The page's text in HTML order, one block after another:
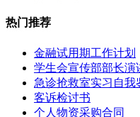
热门推荐
金融试用期工作计划
学生会宣传部部长演
急诊抢救室实习自我
客诉检讨书
个人物资采购合同